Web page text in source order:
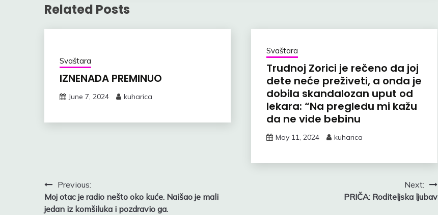
Related Posts
Svaštara
IZNENADA PREMINUO
June 7, 2024 kuharica
Svaštara
Trudnoj Zorici je rečeno da joj
dete neće preživeti, a onda je
dobila skandalozan uput od
lekara: “Na pregledu mi kažu
da ne vide bebinu
May 11, 2024 kuharica
Post
navigation
Previous:
Moj otac je radio nešto oko kuće. Naišao je mali
jedan iz komšiluka i pozdravio ga.
Next:
PRIČA: Roditeljska ljubav